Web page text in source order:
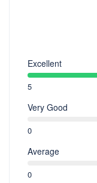
Excellent
5
Very Good
0
Average
0